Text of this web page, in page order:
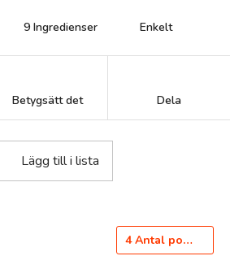
9 Ingredienser Enkelt
Betygsätt det Dela
Lägg till i lista
4 Antal portioner